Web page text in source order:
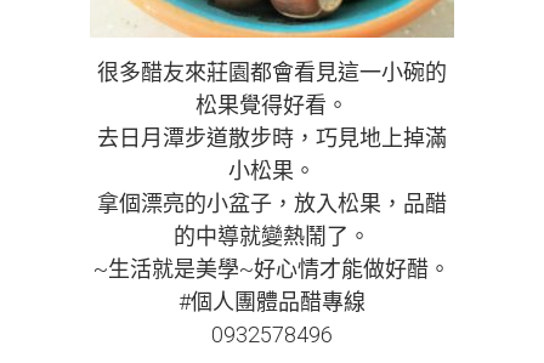
很多醋友來莊園都會看見這一小碗的
松果覺得好看。
去日月潭步道散步時，巧見地上掉滿
小松果。
拿個漂亮的小盆子，放入松果，品醋
的中導就變熱鬧了。
~生活就是美學~好心情才能做好醋。
#個人團體品醋專線
0932578496